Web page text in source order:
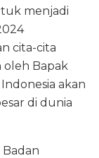
menjadi
cita-cita
oleh Bapak
akan
di dunia